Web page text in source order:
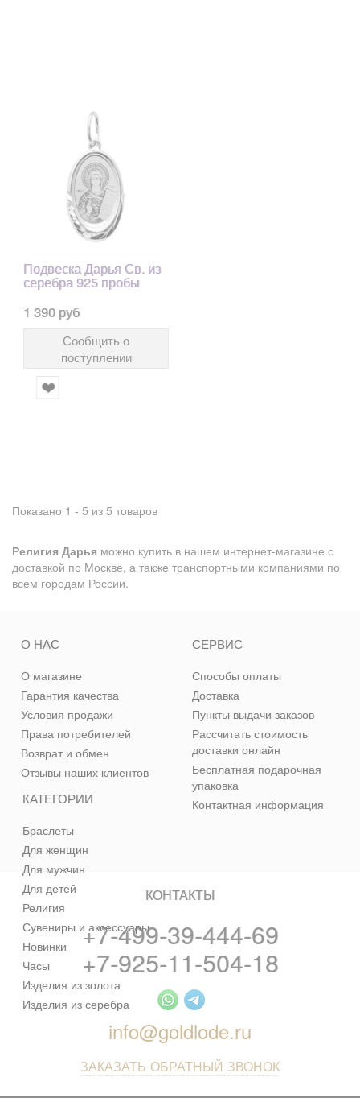
Подвеска Дарья Св. из
серебра 925 пробы
1 390 руб
Сообщить о
поступлении
Показано 1 - 5 из 5 товаров
Религия Дарья можно купить в нашем интернет-магазине с
доставкой по Москве, а также транспортными компаниями по
всем городам России.
КАТЕГОРИИ
Браслеты
Для женщин
Для мужчин
Для детей
Религия
Сувениры и аксессуары
Новинки
Часы
Изделия из золота
Изделия из серебра
О НАС
О магазине
Гарантия качества
Условия продажи
Права потребителей
Возврат и обмен
Отзывы наших клиентов
СЕРВИС
Способы оплаты
Доставка
Пункты выдачи заказов
Рассчитать стоимость
доставки онлайн
Бесплатная подарочная
упаковка
Контактная информация
КОНТАКТЫ
+7-499-39-444-69
+7-925-11-504-18
info@goldlode.ru
ЗАКАЗАТЬ ОБРАТНЫЙ ЗВОНОК